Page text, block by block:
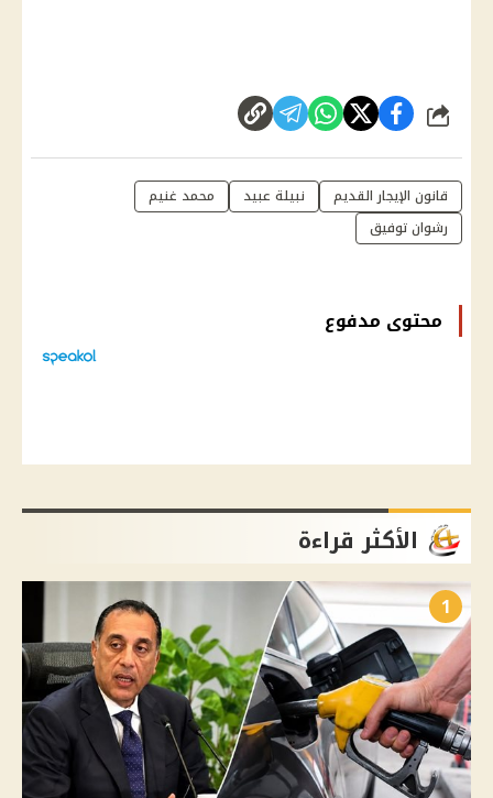
شارك
قانون الإيجار القديم نبيلة عبيد
محمد غنيم
رشوان توفيق
محتوى مدفوع
الأكثر قراءة
1